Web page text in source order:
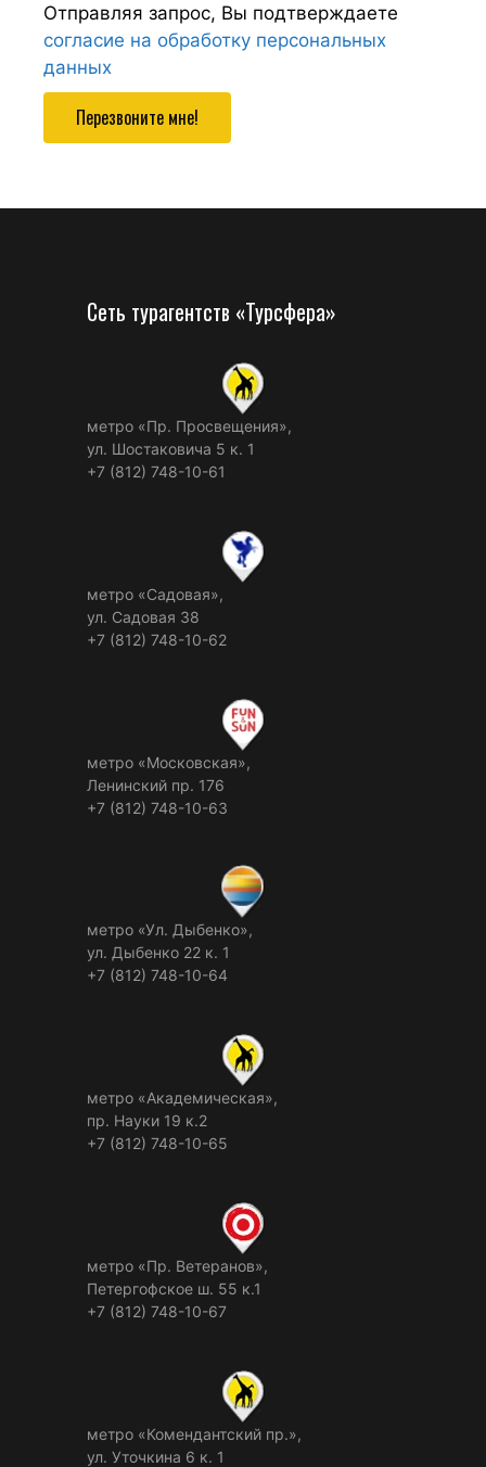
Отправляя запрос, Вы подтверждаете
согласие на обработку персональных
данных
Перезвоните мне!
Сеть турагентств «Турсфера»
метро «Пр. Просвещения»,
ул. Шостаковича 5 к. 1
+7 (812) 748-10-61
метро «Садовая»,
ул. Садовая 38
+7 (812) 748-10-62
метро «Московская»,
Ленинский пр. 176
+7 (812) 748-10-63
метро «Ул. Дыбенко»,
ул. Дыбенко 22 к. 1
+7 (812) 748-10-64
метро «Академическая»,
пр. Науки 19 к.2
+7 (812) 748-10-65
метро «Пр. Ветеранов»,
Петергофское ш. 55 к.1
+7 (812) 748-10-67
метро «Комендантский пр.»,
ул. Уточкина 6 к. 1